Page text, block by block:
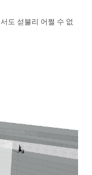
도 섣불리 어쩔 수 없